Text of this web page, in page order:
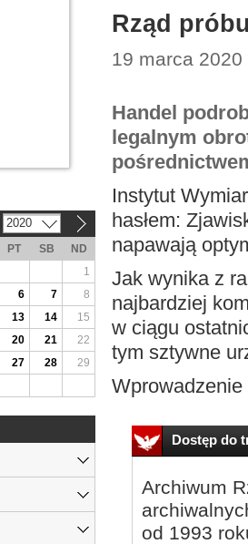
Rząd
19 marca
Handel
legalnym
Instytut
hasłem:
napawają
Jak wynika z
najbardziej
w ciągu
tym sztywne
Wprowadzenie
Dostęp do
Archiwum
od 1993
2020
PT SB
ND
1
6 7
8
13 14
15
20 21
22
27 28
29